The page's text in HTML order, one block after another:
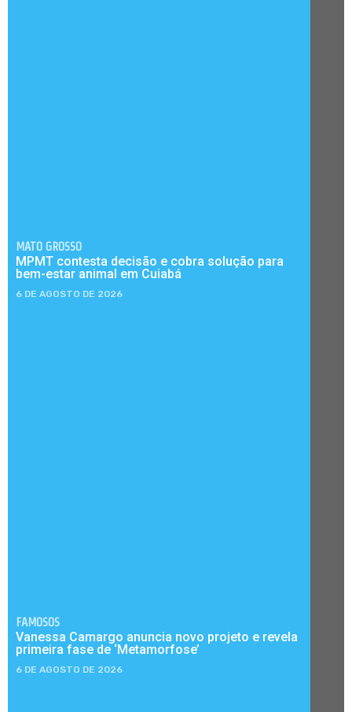
MATO GROSSO
MPMT contesta decisão e cobra solução para
bem-estar animal em Cuiabá
6 DE AGOSTO DE 2026
FAMOSOS
Vanessa Camargo anuncia novo projeto e revela
primeira fase de ‘Metamorfose’
6 DE AGOSTO DE 2026